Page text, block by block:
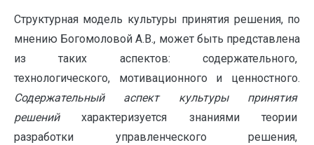
Структурная модель культуры принятия решения, по
мнению Богомоловой А.В., может быть представлена
из таких аспектов: содержательного,
технологического, мотивационного и ценностного.
Содержательный аспект культуры принятия
решений
характеризуется знаниями теории
разработки управленческого решения,